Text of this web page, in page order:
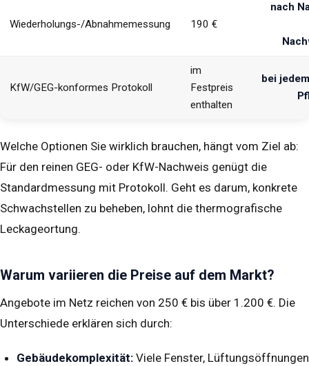
Wiederholungs-/Abnahmemessung 190 €
nach
KfW/GEG-konformes Protokoll
im
Festpreis
enthalten
bei
Welche Optionen Sie wirklich brauchen, hängt vom Ziel ab:
Für den reinen GEG- oder KfW-Nachweis genügt die
Standardmessung mit Protokoll. Geht es darum, konkrete
Schwachstellen zu beheben, lohnt die thermografische
Leckageortung.
Warum variieren die Preise auf dem Markt?
Angebote im Netz reichen von 250 € bis über 1.200 €. Die
Unterschiede erklären sich durch:
Gebäudekomplexität: Viele Fenster, Lüftungsöffnungen